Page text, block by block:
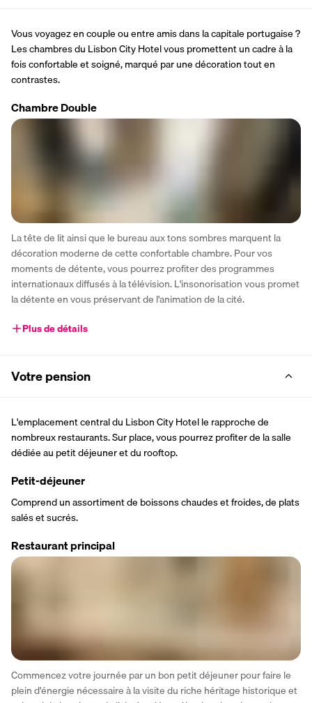
Vous voyagez en couple ou entre amis dans la capitale portugaise ?
Les chambres du Lisbon City Hotel vous promettent un cadre à la
fois confortable et soigné, marqué par une décoration tout en
contrastes.
Chambre Double
La tête de lit ainsi que le bureau aux tons sombres marquent la
décoration moderne de cette confortable chambre. Pour vos
moments de détente, vous pourrez profiter des programmes
internationaux diffusés à la télévision. L'insonorisation vous promet
la détente en vous préservant de l'animation de la cité.
Plus de détails
Votre pension
L'emplacement central du Lisbon City Hotel le rapproche de
nombreux restaurants. Sur place, vous pourrez profiter de la salle
dédiée au petit déjeuner et du rooftop.
Petit-déjeuner
Comprend un assortiment de boissons chaudes et froides, de plats
salés et sucrés.
Restaurant principal
Commencez votre journée par un bon petit déjeuner pour faire le
plein d'énergie nécessaire à la visite du riche héritage historique et